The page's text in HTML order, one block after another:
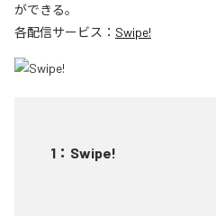
ができる。
各配信サービス： Swipe!
1 ： Swipe!